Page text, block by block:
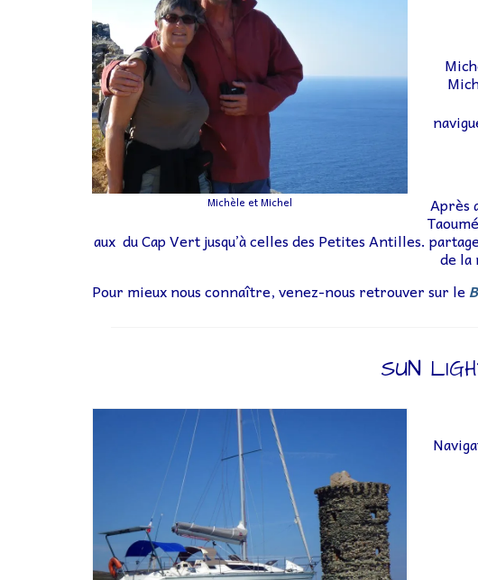
Michèle et Michel Après
aux du Cap Vert jusqu’à celles des Petites Antilles.
de la
Pour mieux nous connaître, venez-nous retrouver sur le
SUN